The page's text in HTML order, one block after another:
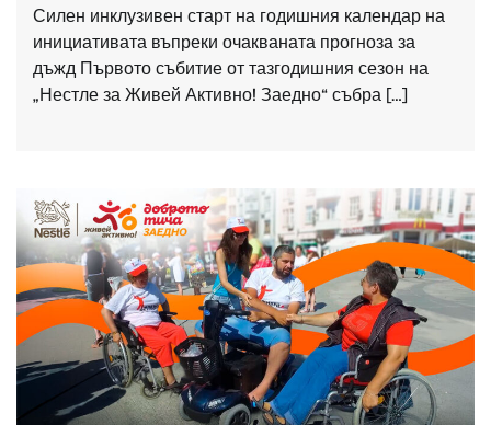
Силен инклузивен старт на годишния календар на
инициативата въпреки очакваната прогноза за
дъжд Първото събитие от тазгодишния сезон на
„Нестле за Живей Активно! Заедно“ събра […]